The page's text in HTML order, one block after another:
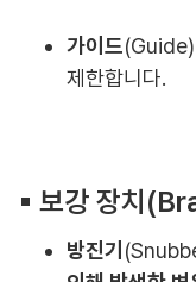
가이드
제한합니다.
▪︎ 보강 장치
방진기